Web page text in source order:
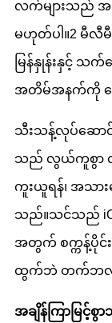
လက်များသည် အ
မဟုတ်ပါ။2 မီလီ
မြန်နှုန်းနှင့်
အတိမ်အနက်ကို ပ
သီးသန့်လုပ်ဆောင်
သည် လွယ်ကူစွာ လု
ကူးယူရန်၊ အသား
သည်။သင်သည် iOS
အတွက် စက္ကန့်ပိုင်
ထွက်ဘဲ တက်ဘလက်
အချိန်ကြာမြင့်စွာ